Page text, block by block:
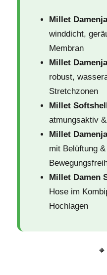
Millet
winddicht,
Membran
Millet
robust,
Stretchzonen
Millet
atmungsaktiv
Millet
mit Belüftung
Millet Damen
Hose im
Hochlagen